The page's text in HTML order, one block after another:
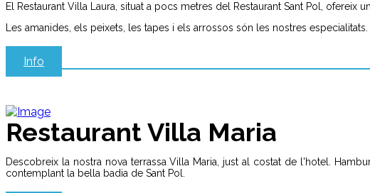
El Restaurant Villa Laura, situat a pocs metres del Restaurant Sant Pol, ofereix
Les amanides, els peixets, les tapes i els arrossos són les nostres
Info
Restaurant Villa Maria
Descobreix la nostra nova terrassa Villa Maria, just al costat de l'hotel.
contemplant la bella badia de Sant Pol.